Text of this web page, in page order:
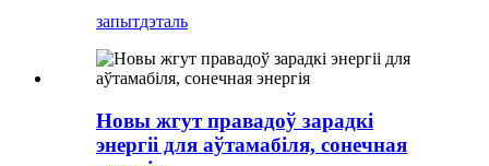
запытдэталь
Новы жгут правадоў зарадкі
энергіі для аўтамабіля, сонечная